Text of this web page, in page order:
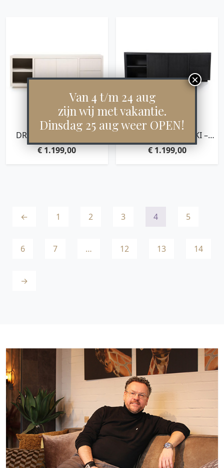
DRESSOIR HELSINKI –
TAUPE
€1.199,00
DRESSOIR HELSINKI –
ZWART
€1.199,00
← 1 2 3 4 5
6 7 … 12 13 14
→
Van 4 t/m 24 aug
zijn wij met vakantie.
Dinsdag 25 aug weer OPEN!